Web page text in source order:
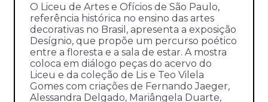
O Liceu de Artes e Ofícios de São Paulo,
referência histórica no ensino das artes
decorativas no Brasil, apresenta a exposição
Desígnio, que propõe um percurso poético
entre a floresta e a sala de estar. A mostra
coloca em diálogo peças do acervo do
Liceu e da coleção de Lis e Teo Vilela
Gomes com criações de Fernando Jaeger,
Alessandra Delgado, Mariângela Duarte,